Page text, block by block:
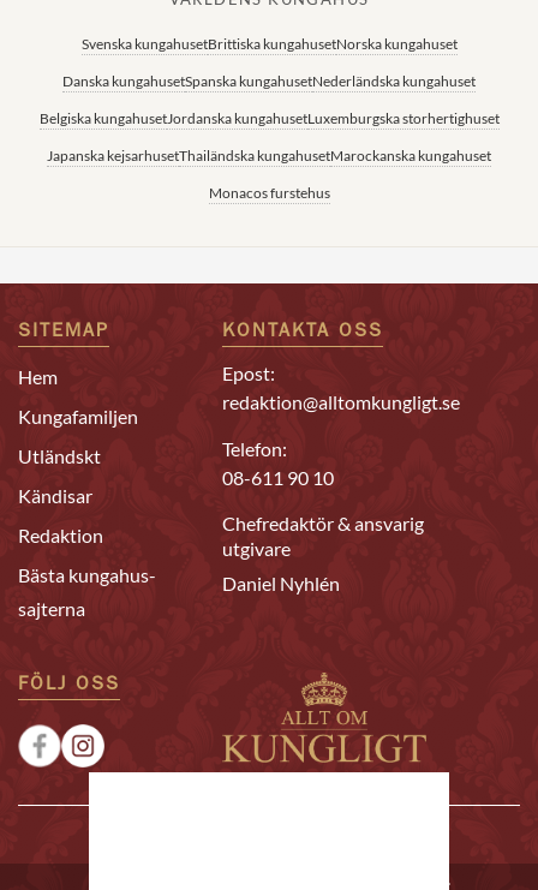
Svenska kungahusetBrittiska kungahusetNorska kungahuset
Danska kungahusetSpanska kungahusetNederländska kungahuset
Belgiska kungahusetJordanska kungahusetLuxemburgska storhertighuset
Japanska kejsarhusetThailändska kungahusetMarockanska kungahuset
Monacos furstehus
SITEMAP
Hem
Kungafamiljen
Utländskt
Kändisar
Redaktion
Bästa kungahus-
sajterna
KONTAKTA OSS
Epost:
redaktion@alltomkungligt.se
Telefon:
08-611 90 10
Chefredaktör & ansvarig
utgivare
Daniel Nyhlén
FÖLJ OSS